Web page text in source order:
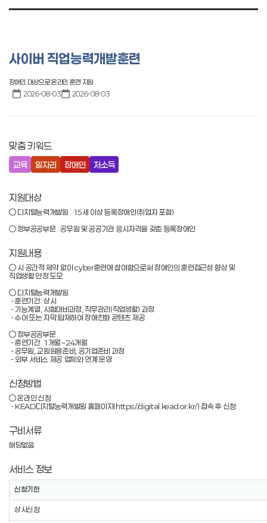
사이버 직업능력개발훈련
장애인 대상으로 온라인 훈련 지원
2026-08-03
2026-08-03
맞춤 키워드
교육 일자리 장애인 저소득
지원대상
○ 디지털능력개발원 : 15세 이상 등록장애인(취업자 포함)
○ 정부공공부문 : 공무원 및 공공기관 응시자격을 갖춘 등록장애인
지원내용
○ 시·공간적 제약 없이 cyber훈련에 참여함으로써 장애인의 훈련접근성 향상 및
직업생활 안정 도모
○ 디지털능력개발원
○ 정부공공부문
- 외부 서비스 제공 업체와 연계 운영
신청방법
○ 온라인 신청
- KEAD디지털능력개발원 홈페이지(https://digital.kead.or.kr/) 접속 후 신청
구비서류
해당없음
서비스 정보
신청기한
상시신청